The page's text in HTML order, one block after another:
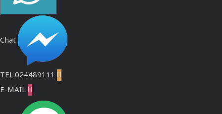
Chat
TEL.024489111 
E-MAIL 